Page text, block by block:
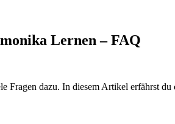
Lernen – FAQ
Fragen dazu. In diesem Artikel erfährst